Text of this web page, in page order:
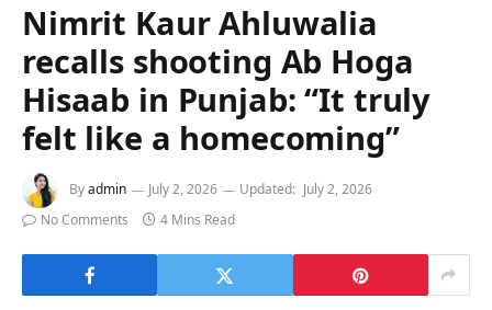
Nimrit Kaur Ahluwalia
recalls shooting Ab Hoga
Hisaab in Punjab: “It truly
felt like a homecoming”
Byadmin July 2, 2026 Updated: July 2, 2026
No Comments
4 Mins Read